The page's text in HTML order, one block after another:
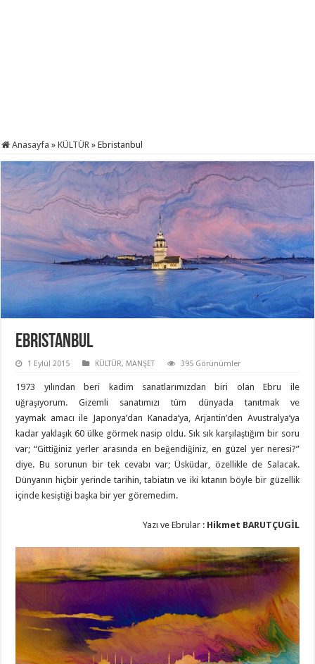
Anasayfa » KÜLTÜR » Ebristanbul
Ebristanbul
1 Eylül 2015 KÜLTÜR, MANŞET 395 Görünümler
1973 yılından beri kadim sanatlarımızdan biri olan Ebru ile
uğraşıyorum. Gizemli sanatımızı tüm dünyada tanıtmak ve
yaymak amacı ile Japonya’dan Kanada’ya, Arjantin’den Avustralya’ya
kadar yaklaşık 60 ülke görmek nasip oldu. Sık sık karşılaştığım bir soru
var; “Gittiğiniz yerler arasında en beğendiğiniz, en güzel yer neresi?”
diye. Bu sorunun bir tek cevabı var; Üsküdar, özellikle de Salacak.
Dünyanın hiçbir yerinde tarihin, tabiatın ve iki kıtanın böyle bir güzellik
içinde kesiştiği başka bir yer göremedim.
Yazı ve Ebrular : Hikmet BARUTÇUGİL